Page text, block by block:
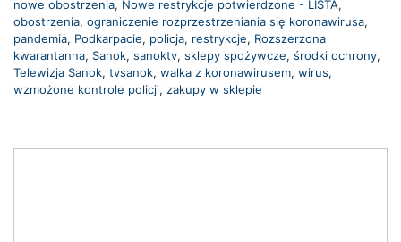
nowe obostrzenia, Nowe restrykcje potwierdzone - LISTA,
obostrzenia, ograniczenie rozprzestrzeniania się koronawirusa,
pandemia, Podkarpacie, policja, restrykcje, Rozszerzona
kwarantanna, Sanok, sanoktv, sklepy spożywcze, środki ochrony,
Telewizja Sanok, tvsanok, walka z koronawirusem, wirus,
wzmożone kontrole policji, zakupy w sklepie